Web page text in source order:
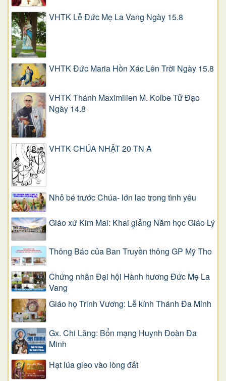
VHTK Lễ Đức Mẹ La Vang Ngày 15.8
VHTK Đức Maria Hồn Xác Lên Trời Ngày 15.8
VHTK Thánh Maximilien M. Kolbe Tử Đạo
Ngày 14.8
VHTK CHÚA NHẬT 20 TN A
Nhỏ bé trước Chúa- lớn lao trong tình yêu
Giáo xứ Kim Mai: Khai giảng Năm học Giáo Lý
Thông Báo của Ban Truyền thông GP Mỹ Tho
Chứng nhân Đại hội Hành hương Đức Mẹ La
Vang
Giáo họ Trinh Vương: Lễ kính Thánh Đa Minh
Gx. Chi Lăng: Bổn mạng Huynh Đoàn Đa
Minh
Hạt lúa gieo vào lòng đất